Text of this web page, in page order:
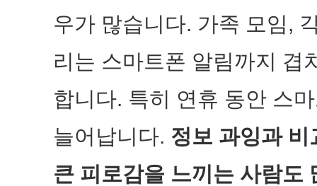
우가 많습니다. 가족 모임,
리는 스마트폰 알림까지 겹
합니다. 특히 연휴 동안 스
늘어납니다. 정보 과잉과
큰 피로감을 느끼는 사람도